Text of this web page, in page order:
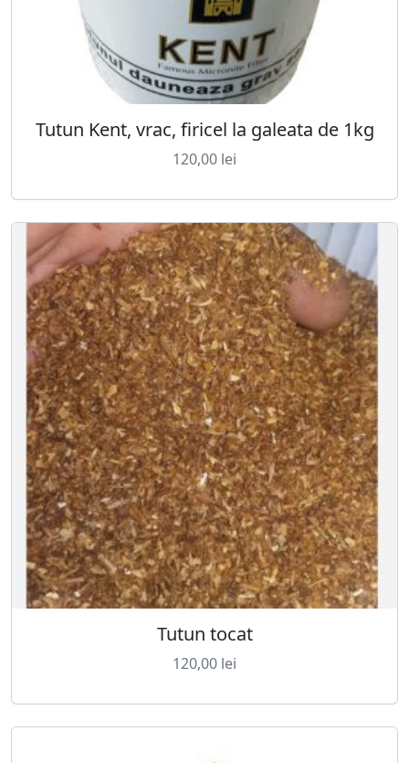
Tutun Kent, vrac, firicel la galeata de 1kg
120,00 lei
Tutun tocat
120,00 lei